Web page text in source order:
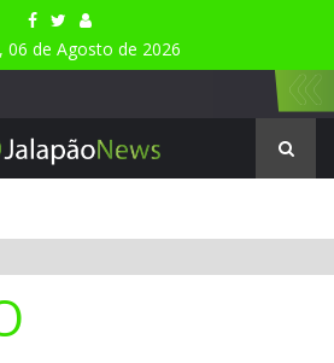
06 de Agosto de 2026